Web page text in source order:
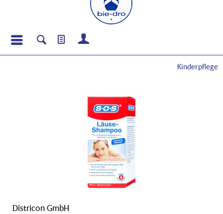
Kinderpflege
Districon GmbH